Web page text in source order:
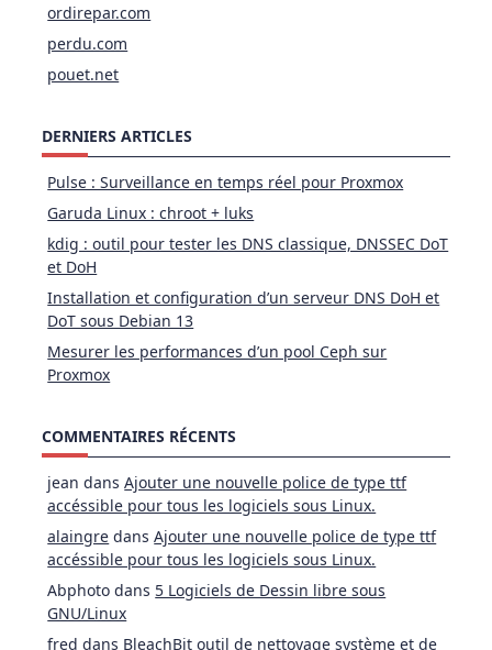
ordirepar.com
perdu.com
pouet.net
DERNIERS ARTICLES
Pulse : Surveillance en temps réel pour Proxmox
Garuda Linux : chroot + luks
kdig : outil pour tester les DNS classique, DNSSEC DoT
et DoH
Installation et configuration d’un serveur DNS DoH et
DoT sous Debian 13
Mesurer les performances d’un pool Ceph sur
Proxmox
COMMENTAIRES RÉCENTS
jean dansAjouter une nouvelle police de type ttf
accéssible pour tous les logiciels sous Linux.
alaingre dansAjouter une nouvelle police de type ttf
accéssible pour tous les logiciels sous Linux.
Abphoto dans 5 Logiciels de Dessin libre sous
GNU/Linux
fred dans BleachBit outil de nettoyage système et de